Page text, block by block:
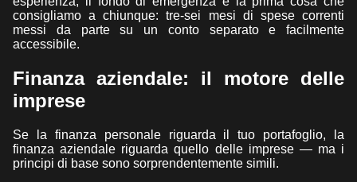
consigliamo a chiunque: tre-sei mesi di spese correnti
messi da parte su un conto separato e facilmente
accessibile.
Finanza aziendale: il motore delle
imprese
Se la finanza personale riguarda il tuo portafoglio, la
finanza aziendale riguarda quello delle imprese — ma i
principi di base sono sorprendentemente simili.